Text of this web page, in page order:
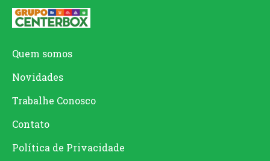
Quem somos
Novidades
Trabalhe Conosco
Contato
Política de Privacidade